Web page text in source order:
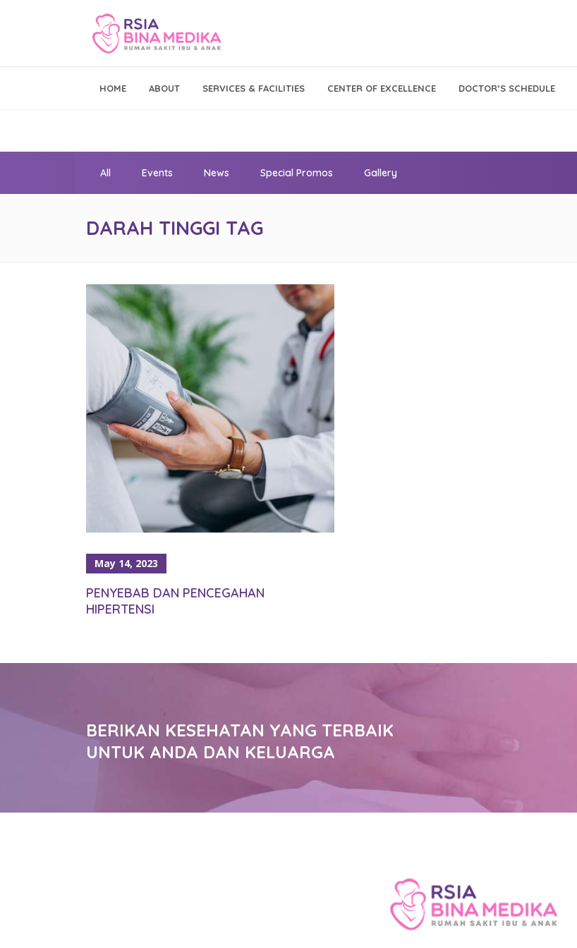
Emergency Call
Call Center
Klinik
HOME ABOUT SERVICES & FACILITIES CENTER OF EXCELLENCE DOCTOR’S SCHEDULE
All Events News Special Promos Gallery
DARAH TINGGI TAG
May 14, 2023
PENYEBAB DAN PENCEGAHAN
HIPERTENSI
BERIKAN KESEHATAN YANG TERBAIK
UNTUK ANDA DAN KELUARGA